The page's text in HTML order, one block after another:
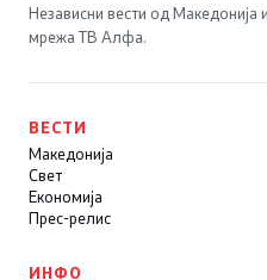
Независни вести од Македонија
мрежа ТВ Алфа.
ВЕСТИ
Македонија
Свет
Економија
Прес-релис
ИНФО